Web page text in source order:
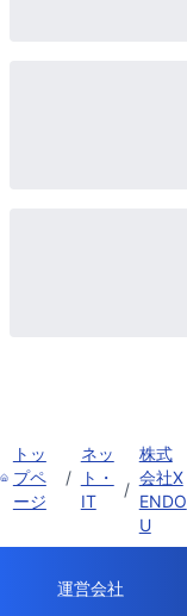
トッ
プペ
ージ
/
ネッ
ト・
IT
/
株式
会社X
ENDO
U
運営会社